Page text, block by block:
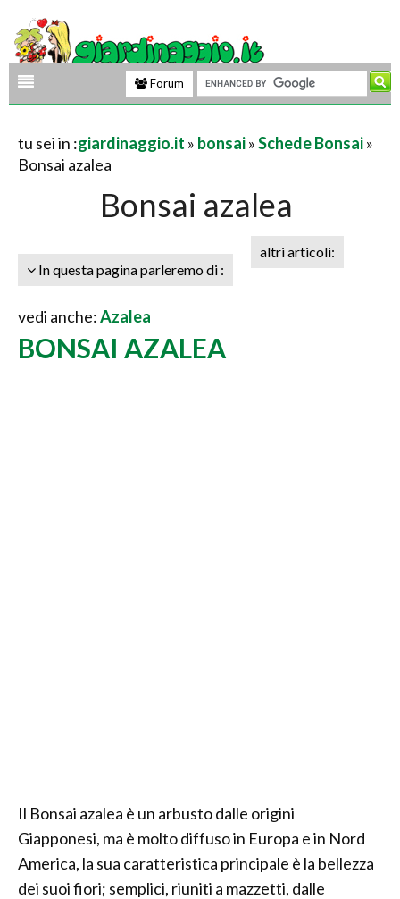
Forum
tu sei in :giardinaggio.it » bonsai»Schede Bonsai»
Bonsai azalea
Bonsai azalea
In questa pagina parleremo di :
altri articoli:
vedi anche:Azalea
BONSAI AZALEA
Il Bonsai azalea è un arbusto dalle origini
Giapponesi, ma è molto diffuso in Europa e in Nord
America, la sua caratteristica principale è la bellezza
dei suoi fiori; semplici, riuniti a mazzetti, dalle